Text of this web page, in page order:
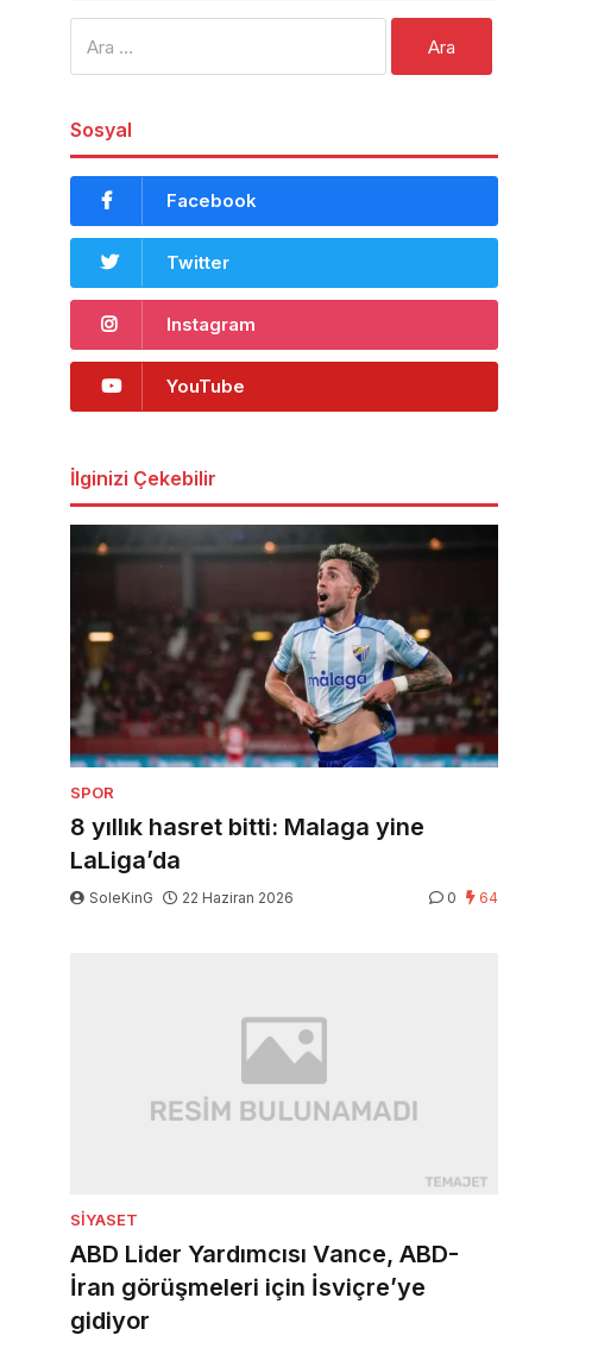
Sosyal
Facebook
Twitter
Instagram
YouTube
İlginizi Çekebilir
SPOR
8 yıllık hasret bitti: Malaga yine
LaLiga’da
SoleKinG 22 Haziran 2026 0 64
SIYASET
ABD Lider Yardımcısı Vance, ABD-
İran görüşmeleri için İsviçre’ye
gidiyor